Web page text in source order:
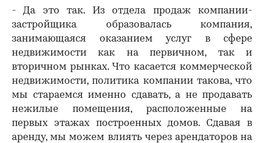
- Да это так. Из отдела продаж компании-
застройщика образовалась компания,
занимающаяся оказанием услуг в сфере
недвижимости как на первичном, так и
вторичном рынках. Что касается коммерческой
недвижимости, политика компании такова, что
мы стараемся именно сдавать, а не продавать
нежилые помещения, расположенные на
первых этажах построенных домов. Сдавая в
аренду, мы можем влиять через арендаторов на